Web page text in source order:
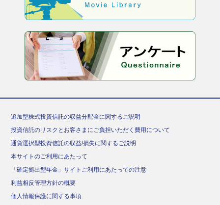
追加型株式投資信託の収益分配金に関するご説明
投資信託のリスクとお客さまにご負担いただく費用について
通貨選択型投資信託の収益/損失に関するご説明
本サイトのご利用にあたって
「確定拠出型年金」サイトご利用にあたっての注意
利益相反管理方針の概要
個人情報保護に関する事項